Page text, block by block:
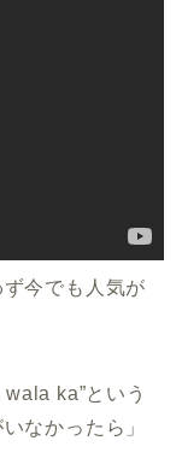
今でも人気が
ka”という
なかったら」